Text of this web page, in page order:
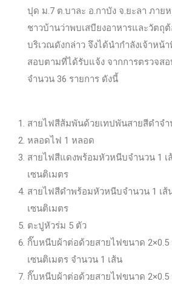
ปุด ม.7 ต.บาละ อ.กาบัง จ.ยะลา ภาย
ชาวบ้านว่าพบเสบียงอาหารและวัตถุต้
บริเวณดังกล่าว จึงได้นำกำลังเจ้าหน้
สอบตามที่ได้รับแจ้ง จากการตรวจส
จำนวน 36 รายการ ดังนี้
สายไฟสีส้มพันด้วยเทปพันสายสีดำจ
หลอดไฟ 1 หลอด
สายไฟสีแดงพร้อมหัวหนีบจำนวน 1 เ
เซนติเมตร
สายไฟสีดำพร้อมหัวหนีบจำนวน 1 เส้
เซนติเมตร
ตะปูหัวร่ม 5 ตัว
กิ๊บหนีบผ้าต่อด้วยสายไฟขนาด 2×0.5
เซนติเมตร จำนวน 1 เส้น
กิ๊บหนีบผ้าต่อด้วยสายไฟขนาด 2×0.5